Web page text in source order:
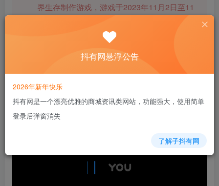
界生存制作游戏，游戏于2023年11月2日至11
日发行抢先体验版本 。 游戏中，玩家可以在
广阔的世界中收集神奇的生物“帕鲁”，派他们
抖有网悬浮公告
2026年新年快乐
抖有网是一个漂亮优雅的商城资讯类网站，功能强大，使用简单
登录后弹窗消失
了解子抖有网